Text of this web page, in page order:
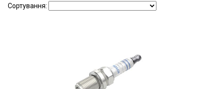
1996 1995 1994
Сортування: